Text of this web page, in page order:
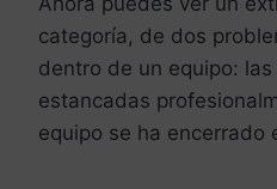
categoría, de dos
dentro de un equipo:
estancadas
equipo se ha encerrado